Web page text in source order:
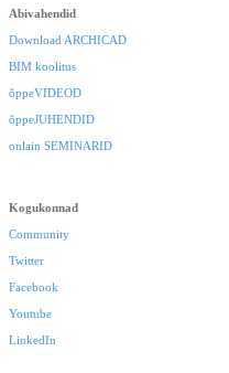
Abivahendid
Download ARCHICAD
BIM koolitus
õppeVIDEOD
õppeJUHENDID
onlain SEMINARID
Kogukonnad
Community
Twitter
Facebook
Youtube
LinkedIn